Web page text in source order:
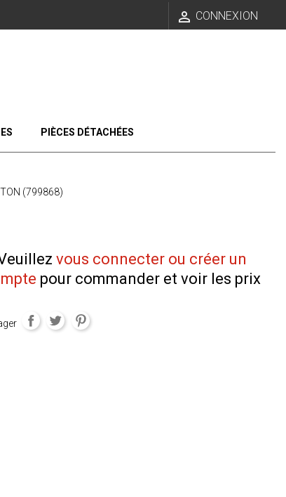
 CONNEXION
PIÈCES DÉTACHÉES
(799868)
vous connecter ou créer un
pour commander et voir les prix